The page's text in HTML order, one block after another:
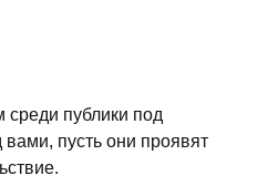
публики под
пусть они проявят